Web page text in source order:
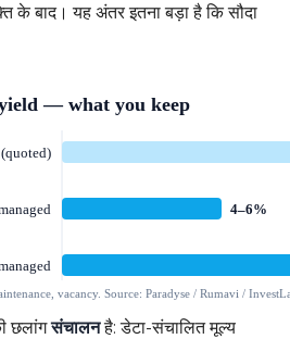
के बाद। यह अंतर इतना बड़ा है कि सौदा
छलांगसंचालनहै: डेटा-संचालित मूल्य